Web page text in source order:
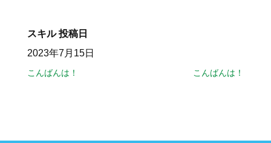
スキル 投稿日
2023年7月15日
こんばんは！ こんばんは！